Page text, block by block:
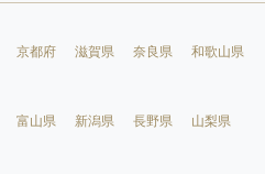
京都府 滋賀県 奈良県 和歌山県
富山県 新潟県 長野県 山梨県